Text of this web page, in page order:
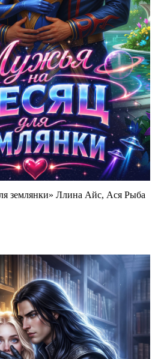
землянки» Ллина Айс, Ася Рыба